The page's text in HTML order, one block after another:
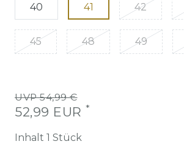
40 41 42
45 48 49
UVP 54,99 €
52,99 EUR *
Inhalt 1 Stück